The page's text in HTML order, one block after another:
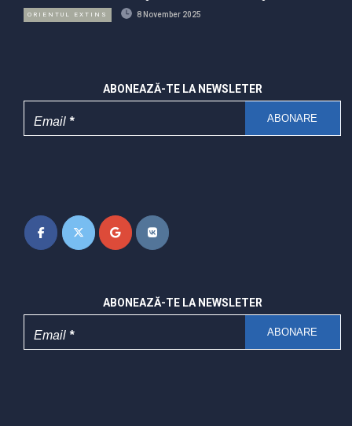
ORIENTUL EXTINS 8 November 2025
ABONEAZĂ-TE LA NEWSLETER
Email*
ABONEAZĂ-TE LA NEWSLETER
Email*